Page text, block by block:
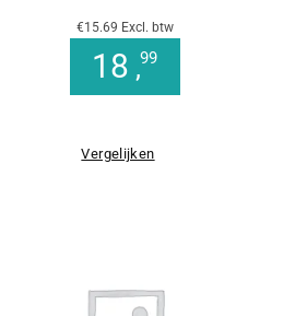
€15.69 Excl. btw
18 ,99
Vergelijken